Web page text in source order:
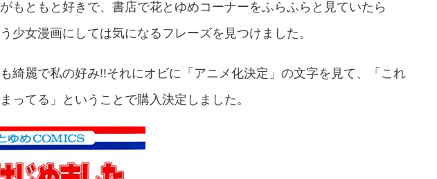
がもともと好きで、書店で花とゆめコーナーをふらふらと見ていたら
う少女漫画にしては気になるフレーズを見つけました。
綺麗で私の好み!!それにオビに「アニメ化決定」の文字を見て、「これ
ってる」ということで購入決定しました。